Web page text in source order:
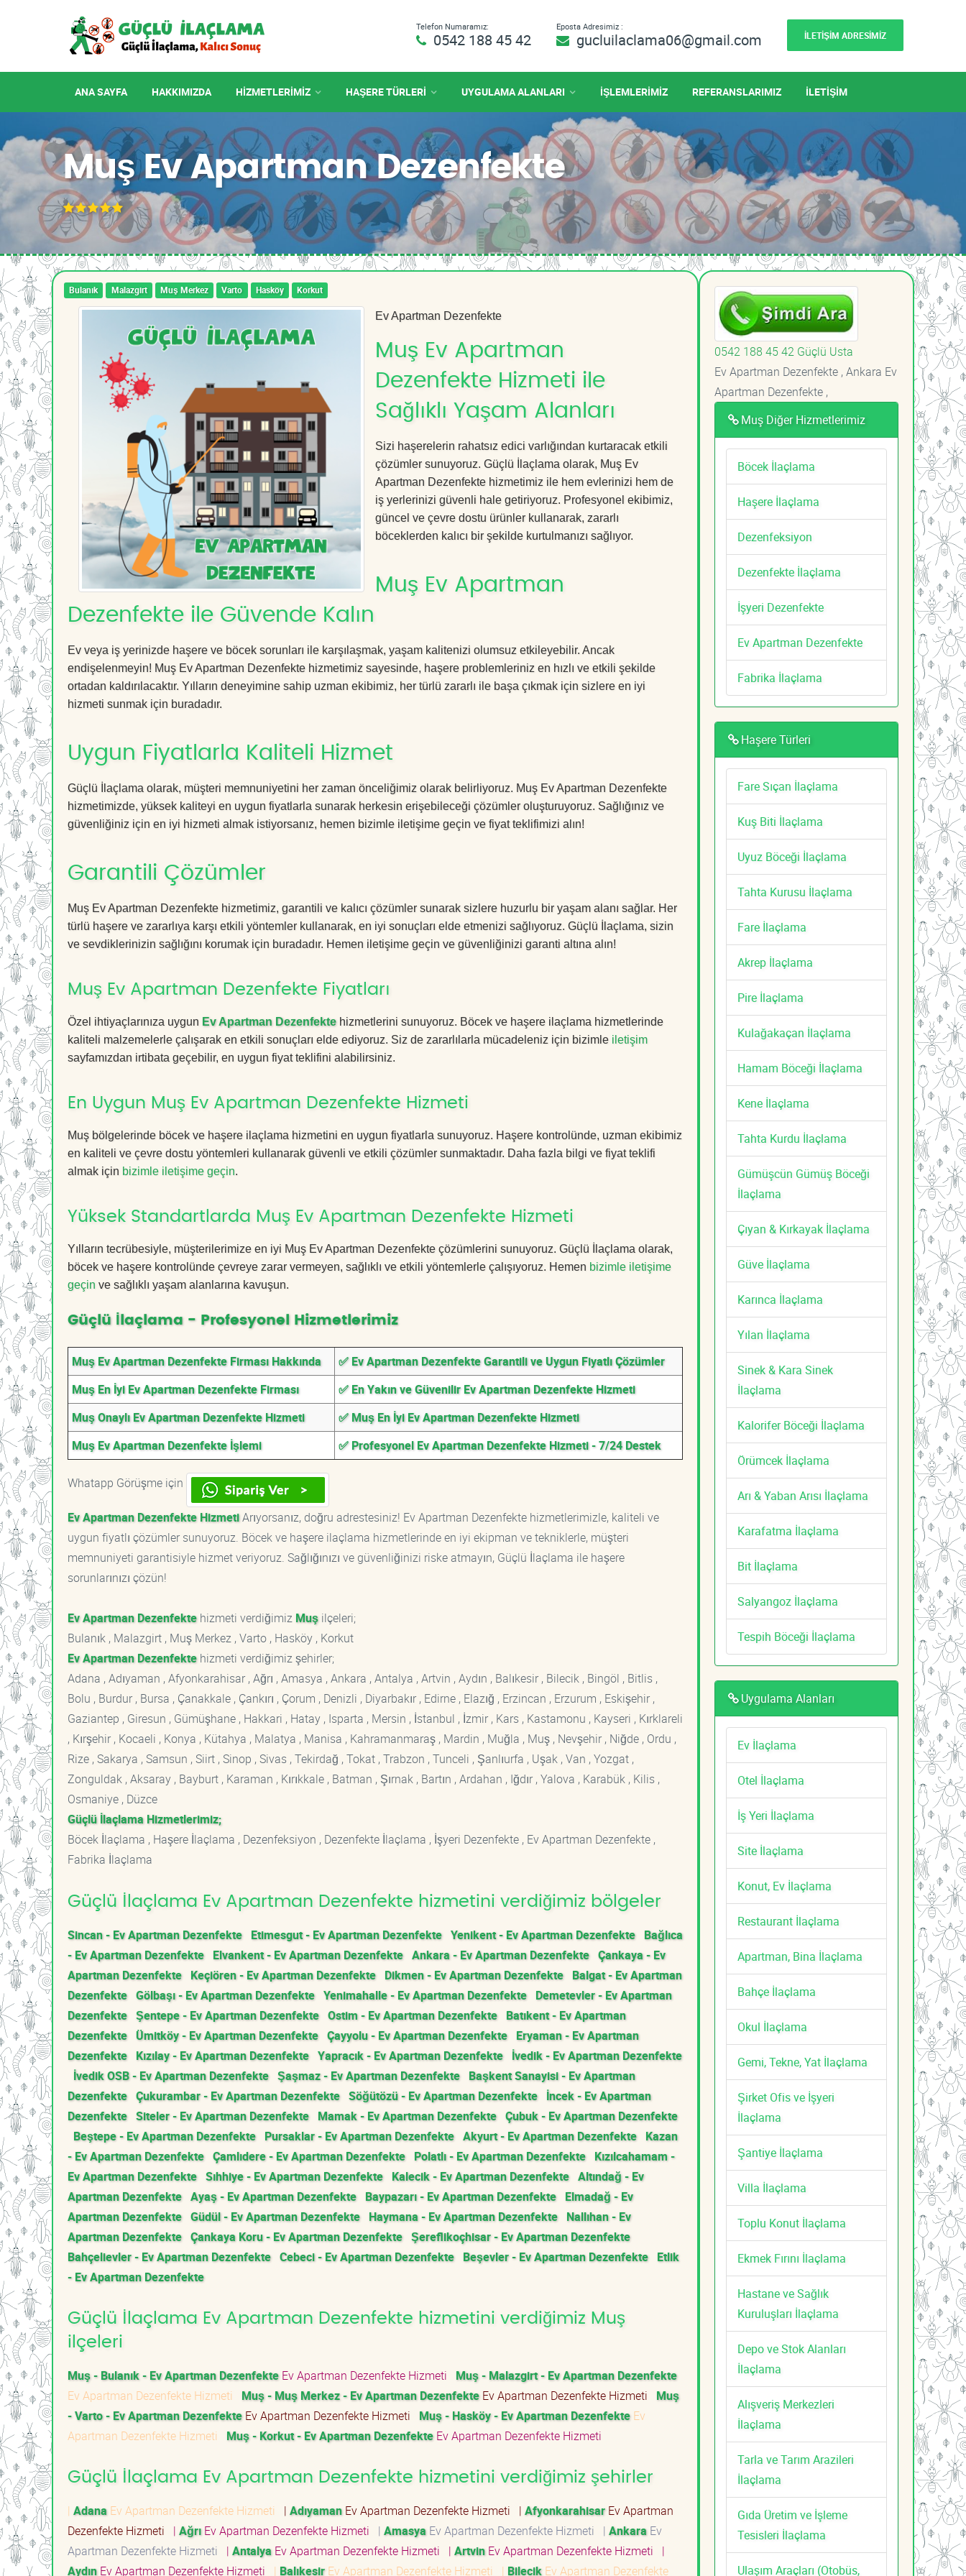
Telefon Numaramız:
0542 188 45 42
Eposta Adresimiz :
gucluilaclama06@gmail.com İLETİŞİM ADRESİMİZ
ANA SAYFA HAKKIMIZDA HIZMETLERIMIZ HAŞERE TÜRLERİ UYGULAMA ALANLARI İŞLEMLERİMİZ REFERANSLARIMIZ İLETİŞİM
Muş Ev Apartman Dezenfekte
Bulanık Malazgirt Muş Merkez Varto Hasköy Korkut
Ev Apartman Dezenfekte
Muş Ev Apartman
Dezenfekte Hizmeti ile
Sağlıklı Yaşam Alanları
Sizi haşerelerin rahatsız edici varlığından kurtaracak etkili
çözümler sunuyoruz. Güçlü İlaçlama olarak, Muş Ev
Apartman Dezenfekte hizmetimiz ile hem evlerinizi hem de
iş yerlerinizi güvenli hale getiriyoruz. Profesyonel ekibimiz,
güncel ve çevre dostu ürünler kullanarak, zararlı
böceklerden kalıcı bir şekilde kurtulmanızı sağlıyor.
Muş Ev Apartman
Dezenfekte ile Güvende Kalın
Ev veya iş yerinizde haşere ve böcek sorunları ile karşılaşmak, yaşam kalitenizi olumsuz etkileyebilir. Ancak
endişelenmeyin! Muş Ev Apartman Dezenfekte hizmetimiz sayesinde, haşere problemleriniz en hızlı ve etkili şekilde
ortadan kaldırılacaktır. Yılların deneyimine sahip uzman ekibimiz, her türlü zararlı ile başa çıkmak için sizlere en iyi
hizmeti sunmak için buradadır.
Uygun Fiyatlarla Kaliteli Hizmet
Güçlü İlaçlama olarak, müşteri memnuniyetini her zaman önceliğimiz olarak belirliyoruz. Muş Ev Apartman Dezenfekte
hizmetimizde, yüksek kaliteyi en uygun fiyatlarla sunarak herkesin erişebileceği çözümler oluşturuyoruz. Sağlığınız ve
güvenliğiniz için en iyi hizmeti almak istiyorsanız, hemen bizimle iletişime geçin ve fiyat teklifimizi alın!
Garantili Çözümler
Muş Ev Apartman Dezenfekte hizmetimiz, garantili ve kalıcı çözümler sunarak sizlere huzurlu bir yaşam alanı sağlar. Her
türlü haşere ve zararlıya karşı etkili yöntemler kullanarak, en iyi sonuçları elde etmenizi sağlıyoruz. Güçlü İlaçlama, sizin
ve sevdiklerinizin sağlığını korumak için buradadır. Hemen iletişime geçin ve güvenliğinizi garanti altına alın!
Muş Ev Apartman Dezenfekte Fiyatları
Özel ihtiyaçlarınıza uygun Ev Apartman Dezenfektehizmetlerini sunuyoruz. Böcek ve haşere ilaçlama hizmetlerinde
kaliteli malzemelerle çalışarak en etkili sonuçları elde ediyoruz. Siz de zararlılarla mücadeleniz için bizimle iletişim
sayfamızdan irtibata geçebilir, en uygun fiyat teklifini alabilirsiniz.
En Uygun Muş Ev Apartman Dezenfekte Hizmeti
Muş bölgelerinde böcek ve haşere ilaçlama hizmetini en uygun fiyatlarla sunuyoruz. Haşere kontrolünde, uzman ekibimiz
en kaliteli ve çevre dostu yöntemleri kullanarak güvenli ve etkili çözümler sunmaktadır. Daha fazla bilgi ve fiyat teklifi
almak için bizimle iletişime geçin.
Yüksek Standartlarda Muş Ev Apartman Dezenfekte Hizmeti
Yılların tecrübesiyle, müşterilerimize en iyi Muş Ev Apartman Dezenfekte çözümlerini sunuyoruz. Güçlü İlaçlama olarak,
böcek ve haşere kontrolünde çevreye zarar vermeyen, sağlıklı ve etkili yöntemlerle çalışıyoruz. Hemen bizimle iletişime
geçin ve sağlıklı yaşam alanlarına kavuşun.
Güçlü İlaçlama - Profesyonel Hizmetlerimiz
Muş Ev Apartman Dezenfekte Firması Hakkında
✅ Ev Apartman Dezenfekte Garantili ve Uygun Fiyatlı Çözümler
Muş En İyi Ev Apartman Dezenfekte Firması
✅ En Yakın ve Güvenilir Ev Apartman Dezenfekte Hizmeti
Muş Onaylı Ev Apartman Dezenfekte Hizmeti
✅ Muş En İyi Ev Apartman Dezenfekte Hizmeti
Muş Ev Apartman Dezenfekte İşlemi
✅ Profesyonel Ev Apartman Dezenfekte Hizmeti - 7/24 Destek
Whatapp Görüşme için
Ev Apartman Dezenfekte HizmetiArıyorsanız, doğru adrestesiniz! Ev Apartman Dezenfekte hizmetlerimizle, kaliteli ve
uygun fiyatlı çözümler sunuyoruz. Böcek ve haşere ilaçlama hizmetlerinde en iyi ekipman ve tekniklerle, müşteri
memnuniyeti garantisiyle hizmet veriyoruz. Sağlığınızı ve güvenliğinizi riske atmayın, Güçlü İlaçlama ile haşere
sorunlarınızı çözün!
Ev Apartman Dezenfektehizmeti verdiğimiz Muş ilçeleri;
Bulanık , Malazgirt , Muş Merkez , Varto , Hasköy , Korkut
Ev Apartman Dezenfektehizmeti verdiğimiz şehirler;
Adana , Adıyaman , Afyonkarahisar , Ağrı , Amasya , Ankara , Antalya , Artvin , Aydın , Balıkesir , Bilecik , Bingöl , Bitlis ,
Bolu , Burdur , Bursa , Çanakkale , Çankırı , Çorum , Denizli , Diyarbakır , Edirne , Elazığ , Erzincan , Erzurum , Eskişehir ,
Gaziantep , Giresun , Gümüşhane , Hakkari , Hatay , Isparta , Mersin , İstanbul , İzmir , Kars , Kastamonu , Kayseri , Kırklareli
, Kırşehir , Kocaeli , Konya , Kütahya , Malatya , Manisa , Kahramanmaraş , Mardin , Muğla , Muş , Nevşehir , Niğde , Ordu ,
Rize , Sakarya , Samsun , Siirt , Sinop , Sivas , Tekirdağ , Tokat , Trabzon , Tunceli , Şanlıurfa , Uşak , Van , Yozgat ,
Zonguldak , Aksaray , Bayburt , Karaman , Kırıkkale , Batman , Şırnak , Bartın , Ardahan , Iğdır , Yalova , Karabük , Kilis ,
Osmaniye , Düzce
Güçlü İlaçlama Hizmetlerimiz;
Böcek İlaçlama , Haşere İlaçlama , Dezenfeksiyon , Dezenfekte İlaçlama , İşyeri Dezenfekte , Ev Apartman Dezenfekte ,
Fabrika İlaçlama
Güçlü İlaçlama Ev Apartman Dezenfekte hizmetini verdiğimiz bölgeler
Sincan - Ev Apartman Dezenfekte Etimesgut - Ev Apartman Dezenfekte Yenikent - Ev Apartman Dezenfekte Bağlıca
- Ev Apartman Dezenfekte Elvankent - Ev Apartman Dezenfekte Ankara - Ev Apartman Dezenfekte Çankaya - Ev
Apartman Dezenfekte Keçiören - Ev Apartman Dezenfekte Dikmen - Ev Apartman Dezenfekte Balgat - Ev Apartman
Dezenfekte Gölbaşı - Ev Apartman Dezenfekte Yenimahalle - Ev Apartman Dezenfekte Demetevler - Ev Apartman
Dezenfekte Şentepe - Ev Apartman Dezenfekte Ostim - Ev Apartman Dezenfekte Batıkent - Ev Apartman
Dezenfekte Ümitköy - Ev Apartman Dezenfekte Çayyolu - Ev Apartman Dezenfekte Eryaman - Ev Apartman
Dezenfekte Kızılay - Ev Apartman Dezenfekte Yapracık - Ev Apartman Dezenfekte İvedik - Ev Apartman Dezenfekte
İvedik OSB - Ev Apartman Dezenfekte Şaşmaz - Ev Apartman Dezenfekte Başkent Sanayisi - Ev Apartman
Dezenfekte Çukurambar - Ev Apartman Dezenfekte Söğütözü - Ev Apartman Dezenfekte İncek - Ev Apartman
Dezenfekte Siteler - Ev Apartman Dezenfekte Mamak - Ev Apartman Dezenfekte Çubuk - Ev Apartman Dezenfekte
Beştepe - Ev Apartman Dezenfekte Pursaklar - Ev Apartman Dezenfekte Akyurt - Ev Apartman Dezenfekte Kazan
- Ev Apartman Dezenfekte Çamlıdere - Ev Apartman Dezenfekte Polatlı - Ev Apartman Dezenfekte Kızılcahamam -
Ev Apartman Dezenfekte Sıhhiye - Ev Apartman Dezenfekte Kalecik - Ev Apartman Dezenfekte Altındağ - Ev
Apartman Dezenfekte Ayaş - Ev Apartman Dezenfekte Baypazarı - Ev Apartman Dezenfekte Elmadağ - Ev
Apartman Dezenfekte Güdül - Ev Apartman Dezenfekte Haymana - Ev Apartman Dezenfekte Nallıhan - Ev
Apartman Dezenfekte Çankaya Koru - Ev Apartman Dezenfekte Şereflikoçhisar - Ev Apartman Dezenfekte
Bahçelievler - Ev Apartman Dezenfekte Cebeci - Ev Apartman Dezenfekte Beşevler - Ev Apartman Dezenfekte Etlik
- Ev Apartman Dezenfekte
Güçlü İlaçlama Ev Apartman Dezenfekte hizmetini verdiğimiz Muş
ilçeleri
Muş - Bulanık - Ev Apartman DezenfekteEv Apartman Dezenfekte Hizmeti
Muş - Malazgirt - Ev Apartman Dezenfekte
Ev Apartman Dezenfekte Hizmeti
Muş - Muş Merkez - Ev Apartman DezenfekteEv Apartman Dezenfekte Hizmeti
Muş
- Varto - Ev Apartman DezenfekteEv Apartman Dezenfekte Hizmeti Muş - Hasköy - Ev Apartman DezenfekteEv
Apartman Dezenfekte Hizmeti
Muş - Korkut - Ev Apartman DezenfekteEv Apartman Dezenfekte Hizmeti
Güçlü İlaçlama Ev Apartman Dezenfekte hizmetini verdiğimiz şehirler
| Adana Ev Apartman Dezenfekte Hizmeti | AdıyamanEv Apartman Dezenfekte Hizmeti | Afyonkarahisar Ev Apartman
Dezenfekte Hizmeti
| AğrıEv Apartman Dezenfekte Hizmeti | Amasya Ev Apartman Dezenfekte Hizmeti | Ankara Ev
Apartman Dezenfekte Hizmeti
| Antalya Ev Apartman Dezenfekte Hizmeti | ArtvinEv Apartman Dezenfekte Hizmeti
|
AydınEv Apartman Dezenfekte Hizmeti | Balıkesir Ev Apartman Dezenfekte Hizmeti | Bilecik Ev Apartman Dezenfekte
0542 188 45 42 Güçlü Usta
Ev Apartman Dezenfekte , Ankara Ev
Apartman Dezenfekte ,
Muş Diğer Hizmetlerimiz
Böcek İlaçlama
Haşere İlaçlama
Dezenfeksiyon
Dezenfekte İlaçlama
İşyeri Dezenfekte
Ev Apartman Dezenfekte
Fabrika İlaçlama
Haşere Türleri
Fare Sıçan İlaçlama
Kuş Biti İlaçlama
Uyuz Böceği İlaçlama
Tahta Kurusu İlaçlama
Fare İlaçlama
Akrep İlaçlama
Pire İlaçlama
Kulağakaçan İlaçlama
Hamam Böceği İlaçlama
Kene İlaçlama
Tahta Kurdu İlaçlama
Gümüşcün Gümüş Böceği
İlaçlama
Çıyan & Kırkayak İlaçlama
Güve İlaçlama
Karınca İlaçlama
Yılan İlaçlama
Sinek & Kara Sinek
İlaçlama
Kalorifer Böceği İlaçlama
Örümcek İlaçlama
Arı & Yaban Arısı İlaçlama
Karafatma İlaçlama
Bit İlaçlama
Salyangoz İlaçlama
Tespih Böceği İlaçlama
Uygulama Alanları
Ev İlaçlama
Otel İlaçlama
İş Yeri İlaçlama
Site İlaçlama
Konut, Ev İlaçlama
Restaurant İlaçlama
Apartman, Bina İlaçlama
Bahçe İlaçlama
Okul İlaçlama
Gemi, Tekne, Yat İlaçlama
Şirket Ofis ve İşyeri
İlaçlama
Şantiye İlaçlama
Villa İlaçlama
Toplu Konut İlaçlama
Ekmek Fırını İlaçlama
Hastane ve Sağlık
Kuruluşları İlaçlama
Depo ve Stok Alanları
İlaçlama
Alışveriş Merkezleri
İlaçlama
Tarla ve Tarım Arazileri
İlaçlama
Gıda Üretim ve İşleme
Tesisleri İlaçlama
Ulaşım Araçları (Otobüs,